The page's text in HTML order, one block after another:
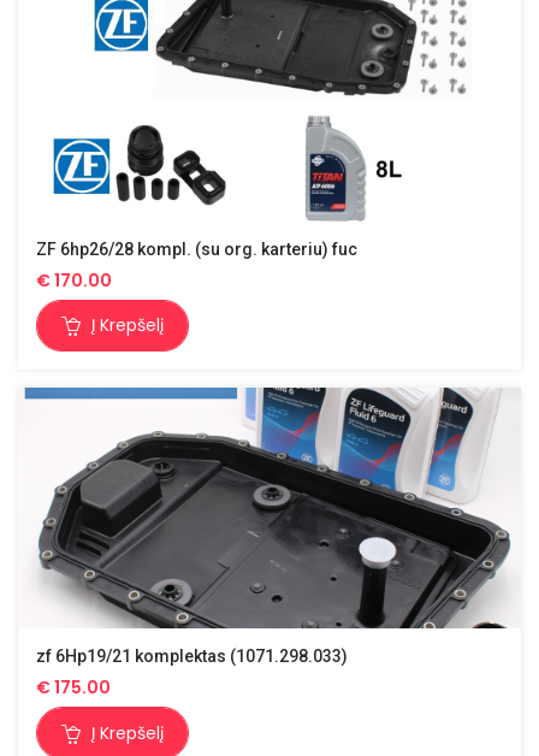
ZF 6hp26/28 kompl. (su org. karteriu) fuc
€170.00
Į Krepšelį
zf 6Hp19/21 komplektas (1071.298.033)
€175.00
Į Krepšelį